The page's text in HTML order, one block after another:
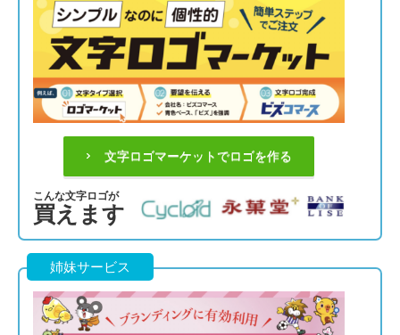
文字ロゴマーケットでロゴを作る
こんな文字ロゴが
買えます
姉妹サービス